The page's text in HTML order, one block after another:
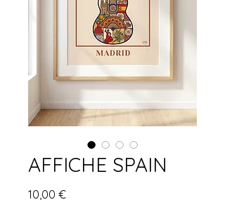
AFFICHE SPAIN
10,00 €Prix